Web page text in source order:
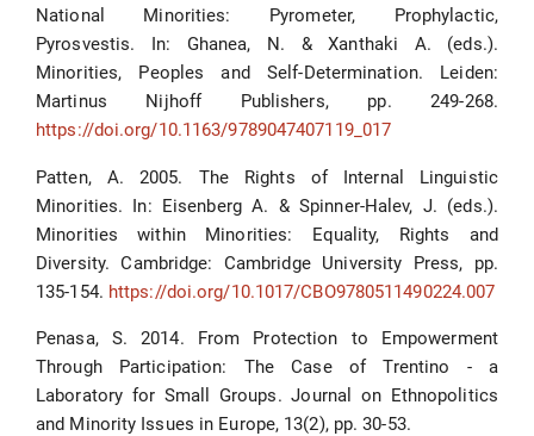
National Minorities: Pyrometer, Prophylactic,
Pyrosvestis. In: Ghanea, N. & Xanthaki A. (eds.).
Minorities, Peoples and Self-Determination. Leiden:
Martinus Nijhoff Publishers, pp. 249-268.
https://doi.org/10.1163/9789047407119_017
Patten, A. 2005. The Rights of Internal Linguistic
Minorities. In: Eisenberg A. & Spinner-Halev, J. (eds.).
Minorities within Minorities: Equality, Rights and
Diversity. Cambridge: Cambridge University Press, pp.
135-154. https://doi.org/10.1017/CBO9780511490224.007
Penasa, S. 2014. From Protection to Empowerment
Through Participation: The Case of Trentino - a
Laboratory for Small Groups. Journal on Ethnopolitics
and Minority Issues in Europe, 13(2), pp. 30-53.